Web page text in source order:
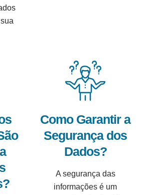
Como Garantir a
Segurança dos
Dados?
A segurança das
informações é um